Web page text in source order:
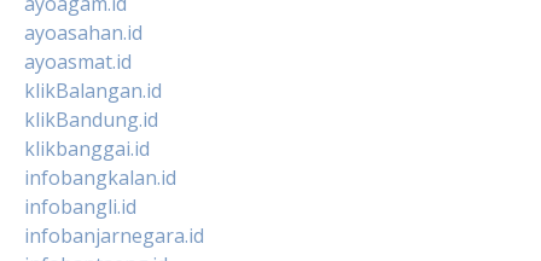
ayoasahan.id
ayoasmat.id
klikBalangan.id
klikBandung.id
klikbanggai.id
infobangkalan.id
infobangli.id
infobanjarnegara.id